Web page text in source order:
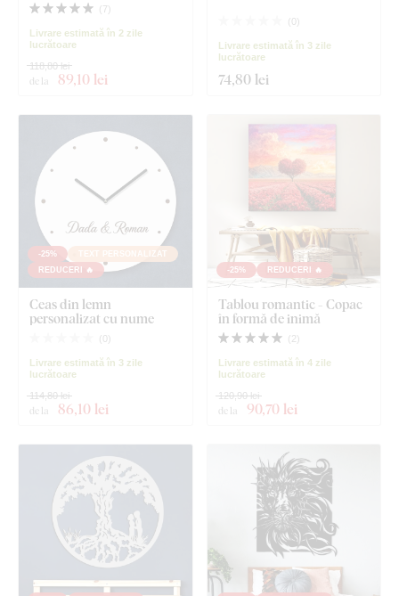
( 7)
Livrare estimată în 2 zile
lucrătoare
de la 89,10 lei
118,80 lei
( 0)
Livrare estimată în 3 zile
lucrătoare
74,80 lei
-25%
TEXT PERSONALIZAT
REDUCERI 🔥
Ceas din lemn
personalizat cu nume
( 0 )
Livrare estimată în 3 zile
lucrătoare
de la 86,10 lei
114,80 lei
-25% REDUCERI 🔥
Tablou romantic - Copac
în formă de inimă
( 2)
Livrare estimată în 4 zile
lucrătoare
de la 90,70 lei
120,90 lei